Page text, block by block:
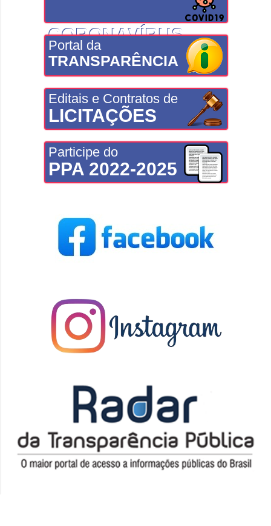
CORONAVÍRUS
Portal da
TRANSPARÊNCIA
Editais e Contratos de
LICITAÇÕES
Participe do
PPA 2022-2025